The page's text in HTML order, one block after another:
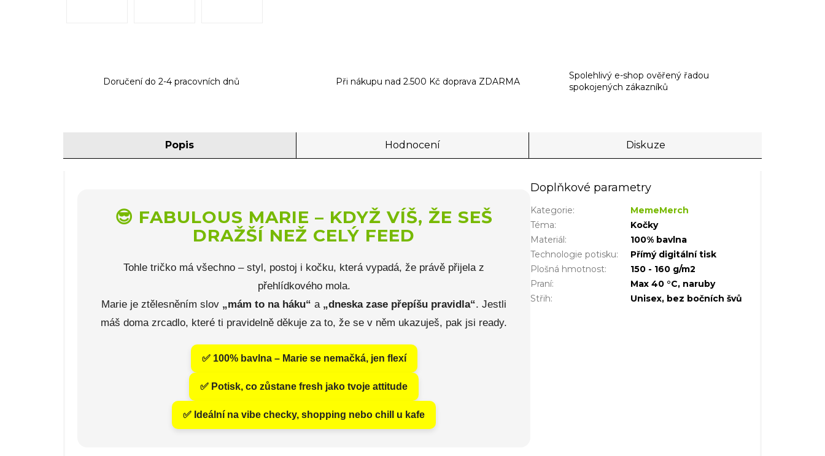
Doručení do 2-4 pracovních dnů Při nákupu nad 2.500 Kč doprava ZDARMA
Spolehlivý e-shop ověřený řadou
spokojených zákazníků
Popis Hodnocení Diskuze
😎 FABULOUS MARIE – KDYŽ VÍŠ, ŽE SEŠ
DRAŽŠÍ NEŽ CELÝ FEED
Tohle tričko má všechno – styl, postoj i kočku, která vypadá, že právě přijela z
přehlídkového mola.
Marie je ztělesněním slov „mám to na háku“ a „dneska zase přepíšu pravidla“. Jestli
máš doma zrcadlo, které ti pravidelně děkuje za to, že se v něm ukazuješ, pak jsi ready.
✅ 100% bavlna – Marie se nemačká, jen flexí
✅ Potisk, co zůstane fresh jako tvoje attitude
✅ Ideální na vibe checky, shopping nebo chill u kafe
Doplňkové parametry
Kategorie:
MemeMerch
Téma:
Kočky
Materiál:
100% bavlna
Technologie potisku:
Přímý digitální tisk
Plošná hmotnost:
150 - 160 g/m2
Praní:
Max 40 °C, naruby
Střih: Unisex, bez bočních švů